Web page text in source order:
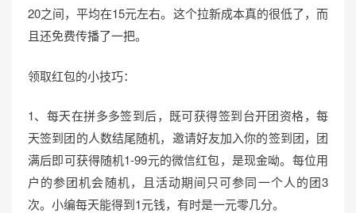
20之间，平均在15元左右。这个拉新成本真的很低了，而
且还免费传播了一把。
领取红包的小技巧：
1、每天在拼多多签到后，既可获得签到台开团资格，每
天签到团的人数结尾随机，邀请好友加入你的签到团，团
满后即可获得随机1-99元的微信红包，是现金呦。每位用
户的参团机会随机，且活动期间只可参同一个人的团3
次。小编每天能得到1元钱，有时是一元零几分。